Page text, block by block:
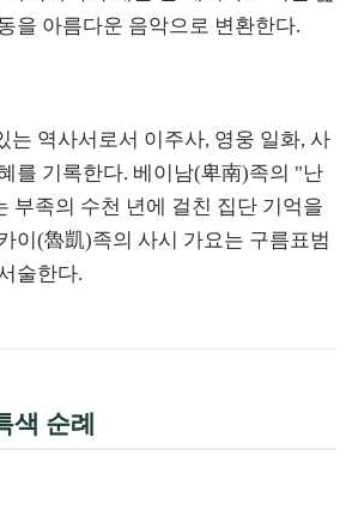
을 아름다운 음악으로 변환한다.
는 역사서로서 이주사, 영웅 일화, 사
를 기록한다. 베이남(卑南)족의 "난
부족의 수천 년에 걸친 집단 기억을
이(魯凱)족의 사시 가요는 구름표범
술한다.
색 순례